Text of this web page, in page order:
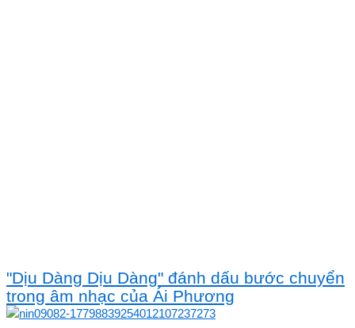
"Dịu Dàng Dịu Dàng" đánh dấu bước chuyển
trong âm nhạc của Ái Phương